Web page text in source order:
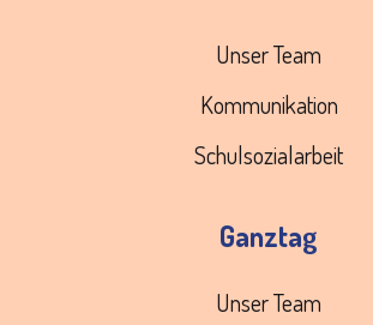
Unser Team
Kommunikation
Schulsozialarbeit
Ganztag
Unser Team